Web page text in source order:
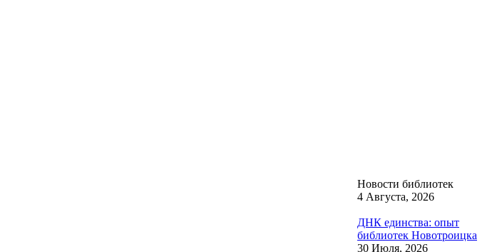
Новости библиотек
4 Августа, 2026
ДНК единства: опыт
библиотек Новотроицка
30 Июля, 2026